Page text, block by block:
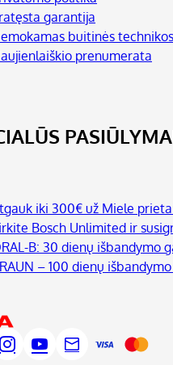
garantija
buitinės
prenumerata
iki 300€ už Miele
Bosch Unlimited ir
B: 30 dienų išbandymo
– 100 dienų